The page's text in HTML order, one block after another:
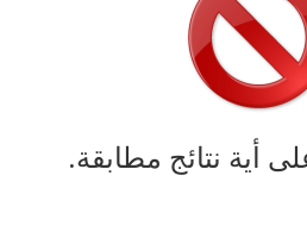
أية نتائج مطابقة.